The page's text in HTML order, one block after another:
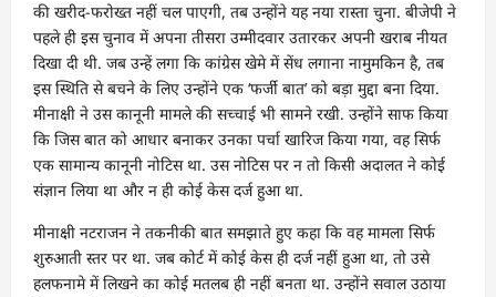
की खरीद-फरोख्त नहीं चल पाएगी, तब उन्होंने यह नया रास्ता चुना. बीजेपी ने
पहले ही इस चुनाव में अपना तीसरा उम्मीदवार उतारकर अपनी खराब नीयत
दिखा दी थी. जब उन्हें लगा कि कांग्रेस खेमे में सेंध लगाना नामुमकिन है, तब
इस स्थिति से बचने के लिए उन्होंने एक ‘फर्जी बात’ को बड़ा मुद्दा बना दिया.
मीनाक्षी ने उस कानूनी मामले की सच्चाई भी सामने रखी. उन्होंने साफ किया
कि जिस बात को आधार बनाकर उनका पर्चा खारिज किया गया, वह सिर्फ
एक सामान्य कानूनी नोटिस था. उस नोटिस पर न तो किसी अदालत ने कोई
संज्ञान लिया था और न ही कोई केस दर्ज हुआ था.
मीनाक्षी नटराजन ने तकनीकी बात समझाते हुए कहा कि वह मामला सिर्फ
शुरुआती स्तर पर था. जब कोर्ट में कोई केस ही दर्ज नहीं हुआ था, तो उसे
हलफनामे में लिखने का कोई मतलब ही नहीं बनता था. उन्होंने सवाल उठाया